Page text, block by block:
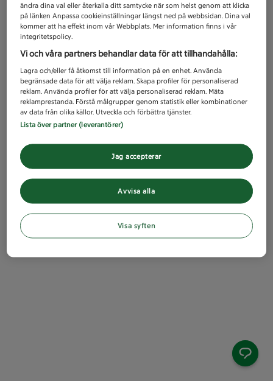
ändra dina val eller återkalla ditt samtycke när som helst genom att klicka
på länken Anpassa cookieinställningar längst ned på webbsidan. Dina val
kommer att ha effekt inom vår Webbplats. Mer information finns i vår
integritetspolicy.
Vi och våra partners behandlar data för att tillhandahålla:
Lagra och/eller få åtkomst till information på en enhet. Använda
begränsade data för att välja reklam. Skapa profiler för personaliserad
reklam. Använda profiler för att välja personaliserad reklam. Mäta
reklamprestanda. Förstå målgrupper genom statistik eller kombinationer
av data från olika källor. Utveckla och förbättra tjänster.
Lista över partner (leverantörer)
Avvisa alla
Jag accepterar
Visa syften